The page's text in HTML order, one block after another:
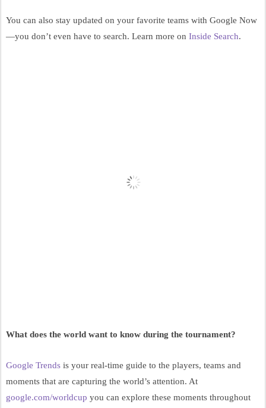
You can also stay updated on your favorite teams with Google Now
—you don’t even have to search. Learn more on Inside Search.
What does the world want to know during the tournament?
Google Trends is your real-time guide to the players, teams and
google.com/worldcup you can explore these moments throughout